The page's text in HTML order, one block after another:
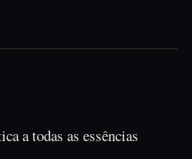
a todas as essências